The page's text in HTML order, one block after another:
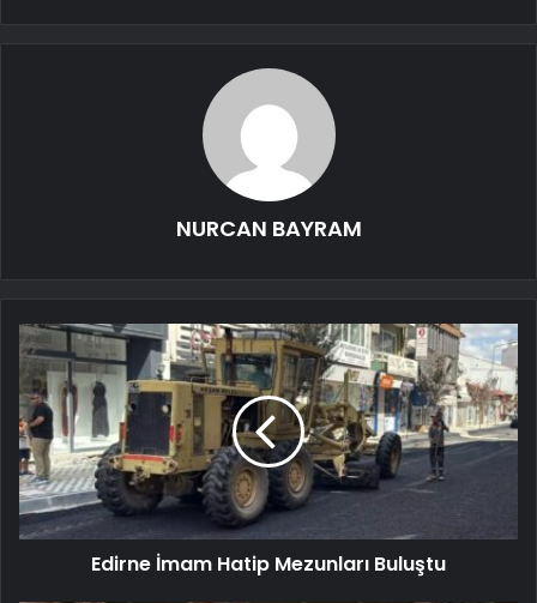
NURCAN BAYRAM
Edirne İmam Hatip Mezunları Buluştu